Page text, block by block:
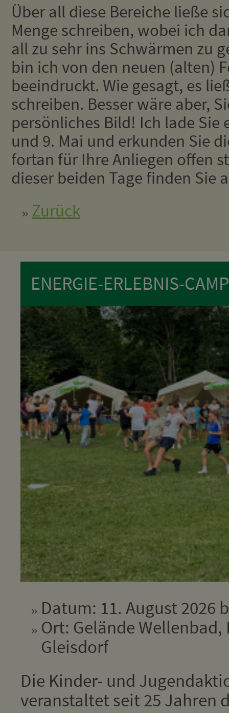
Über all diese Bereiche ließe
Menge schreiben, wobei ich
all zu sehr ins Schwärmen zu
bin ich von den neuen (alten)
beeindruckt. Wie gesagt, es
schreiben. Besser wäre aber,
persönliches Bild! Ich lade Sie
und 9. Mai und erkunden Sie
fortan für Ihre Anliegen offen
dieser beiden Tage finden Sie
Zurück
ENERGIE-ERLEBNIS-CAMP
Datum: 11. August 2026
Ort: Gelände Wellenbad,
Gleisdorf
Die Kinder- und
veranstaltet seit 25 Jahren